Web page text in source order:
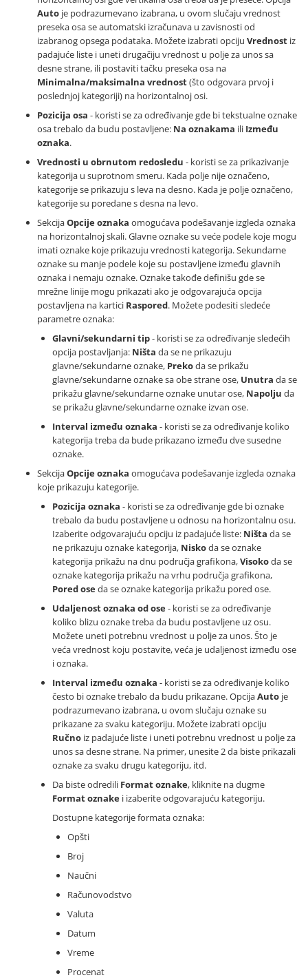
Auto je podrazumevano izabrana, u ovom slučaju vrednost
preseka osa se automatski izračunava u zavisnosti od
izabranog opsega podataka. Možete izabrati opciju Vrednost iz
padajuće liste i uneti drugačiju vrednost u polje za unos sa
desne strane, ili postaviti tačku preseka osa na
Minimalna/maksimalna vrednost(što odgovara prvoj i
poslednjoj kategoriji) na horizontalnoj osi.
Pozicija osa - koristi se za određivanje gde bi tekstualne oznake
osa trebalo da budu postavljene: Na oznakama ili Između
oznaka.
Vrednosti u obrnutom redosledu - koristi se za prikazivanje
kategorija u suprotnom smeru. Kada polje nije označeno,
kategorije se prikazuju s leva na desno. Kada je polje označeno,
kategorije su poredane s desna na levo.
SekcijaOpcije oznaka omogućava podešavanje izgleda oznaka
na horizontalnoj skali. Glavne oznake su veće podele koje mogu
imati oznake koje prikazuju vrednosti kategorija. Sekundarne
oznake su manje podele koje su postavljene između glavnih
oznaka i nemaju oznake. Oznake takođe definišu gde se
mrežne linije mogu prikazati ako je odgovarajuća opcija
postavljena na kartici Raspored. Možete podesiti sledeće
parametre oznaka:
Glavni/sekundarni tip- koristi se za određivanje sledećih
opcija postavljanja: Ništa da se ne prikazuju
glavne/sekundarne oznake, Prekoda se prikažu
glavne/sekundarne oznake sa obe strane ose, Unutra da se
prikažu glavne/sekundarne oznake unutar ose, Napolju da
se prikažu glavne/sekundarne oznake izvan ose.
Interval između oznaka - koristi se za određivanje koliko
kategorija treba da bude prikazano između dve susedne
oznake.
SekcijaOpcije oznaka omogućava podešavanje izgleda oznaka
koje prikazuju kategorije.
Pozicija oznaka - koristi se za određivanje gde bi oznake
trebalo da budu postavljene u odnosu na horizontalnu osu.
Izaberite odgovarajuću opciju iz padajuće liste: Ništa da se
ne prikazuju oznake kategorija, Niskoda se oznake
kategorija prikažu na dnu područja grafikona,Visokoda se
oznake kategorija prikažu na vrhu područja grafikona,
Pored oseda se oznake kategorija prikažu pored ose.
Udaljenost oznaka od ose- koristi se za određivanje
koliko blizu oznake treba da budu postavljene uz osu.
Možete uneti potrebnu vrednost u polje za unos. Što je
veća vrednost koju postavite, veća je udaljenost između ose
i oznaka.
Interval između oznaka - koristi se za određivanje koliko
često bi oznake trebalo da budu prikazane. OpcijaAuto je
podrazumevano izabrana, u ovom slučaju oznake su
prikazane za svaku kategoriju. Možete izabrati opciju
Ručno iz padajuće liste i uneti potrebnu vrednost u polje za
unos sa desne strane. Na primer, unesite 2 da biste prikazali
oznake za svaku drugu kategoriju, itd.
Da biste odredili Format oznake, kliknite na dugme
Format oznake i izaberite odgovarajuću kategoriju.
Dostupne kategorije formata oznaka:
Opšti
Broj
Naučni
Računovodstvo
Valuta
Datum
Vreme
Procenat